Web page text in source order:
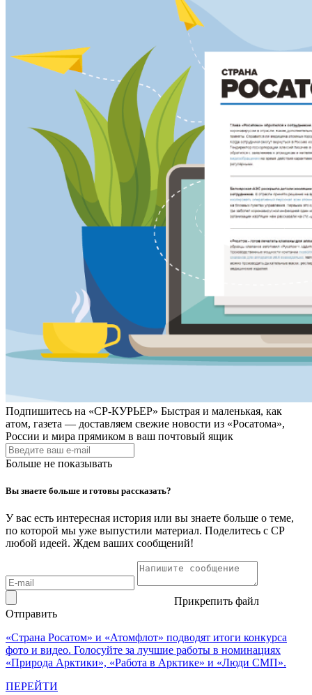
Подпишитесь на «СР-КУРЬЕР» Быстрая и маленькая, как
атом, газета — доставляем свежие новости из «Росатома»,
России и мира прямиком в ваш почтовый ящик
Больше не показывать
Вы знаете больше и готовы рассказать?
У вас есть интересная история или вы знаете больше о теме,
по которой мы уже выпустили материал. Поделитесь с СР
любой идеей. Ждем ваших сообщений!
Прикрепить файл
Отправить
«Страна Росатом» и «Атомфлот» подводят итоги конкурса
фото и видео. Голосуйте за лучшие работы в номинациях
«Природа Арктики», «Работа в Арктике» и «Люди СМП».
ПЕРЕЙТИ